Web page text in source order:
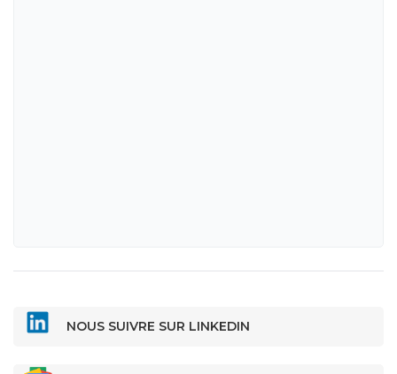
NOUS SUIVRE SUR LINKEDIN